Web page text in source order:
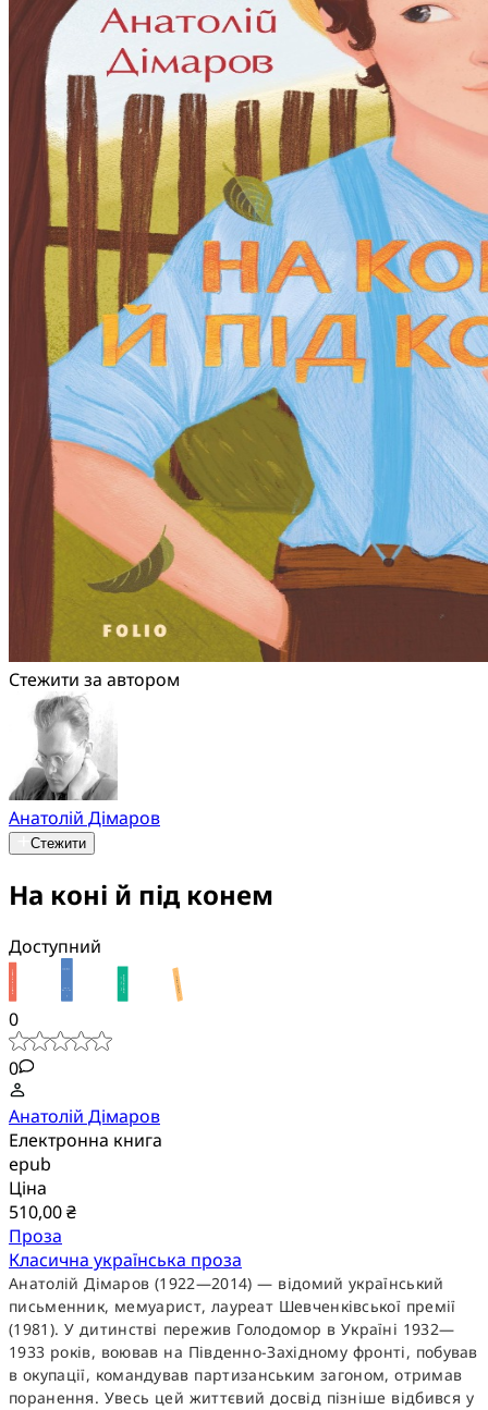
Стежити за автором
Анатолій Дімаров
Стежити
На коні й під конем
Доступний
0
0
Анатолій Дімаров
Електронна книга
epub
Ціна
510,00 ₴
Проза
Класична українська проза
Анатолій Дімаров (1922—2014) — відомий український
письменник, мемуарист, лауреат Шевченківської премії
(1981). У дитинстві пережив Голодомор в Україні 1932—
1933 років, воював на Південно-Західному фронті, побував
в окупації, командував партизанським загоном, отримав
поранення. Увесь цей життєвий досвід пізніше відбився у